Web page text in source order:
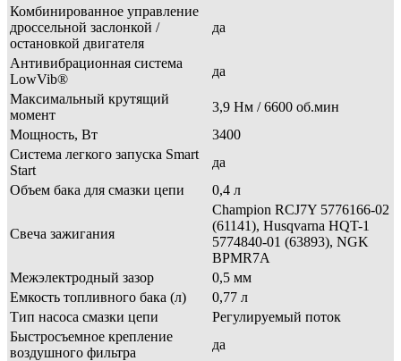
Комбинированное управление
дроссельной заслонкой /
остановкой двигателя
да
Антивибрационная система
LowVib®
да
Максимальный крутящий
момент
3,9 Нм / 6600 об.мин
Мощность, Вт
3400
Система легкого запуска Smart
Start
да
Объем бака для смазки цепи
0,4 л
Свеча зажигания
Champion RCJ7Y 5776166-02
(61141), Husqvarna HQT-1
5774840-01 (63893), NGK
BPMR7A
Межэлектродный зазор
0,5 мм
Емкость топливного бака (л)
0,77 л
Тип насоса смазки цепи
Регулируемый поток
Быстросъемное крепление
воздушного фильтра
да